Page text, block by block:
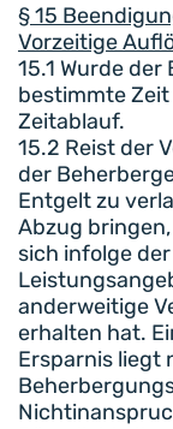
§ 15
Vorzeitige
15.1 Wurde
bestimmte
Zeitablauf.
15.2 Reist der
der
Entgelt zu
Abzug
sich infolge
anderweitige
erhalten hat.
Ersparnis liegt